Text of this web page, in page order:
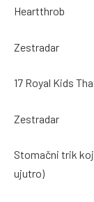
Heartthrob
Zestradar
17 Royal Kids
Zestradar
Stomačni trik
ujutro)